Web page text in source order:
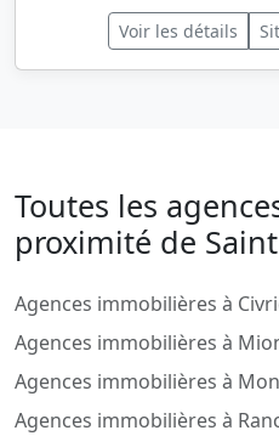
Voir les détails
Toutes les
proximité de
Agences immobilières à
Agences immobilières à
Agences immobilières à
Agences immobilières à